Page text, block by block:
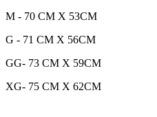
M - 70 CM X 53CM
G - 71 CM X 56CM
GG- 73 CM X 59CM
XG- 75 CM X 62CM